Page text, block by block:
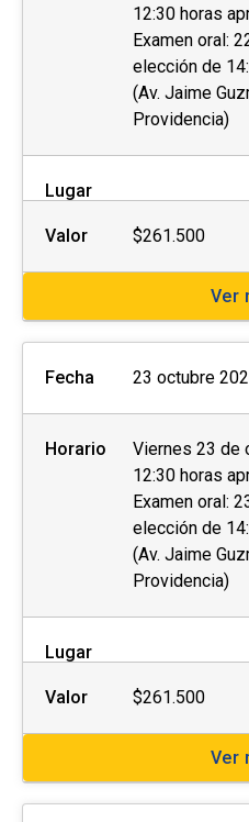
12:30 horas
Examen oral:
elección de
(Av. Jaime
Providencia)
Lugar
Valor $261.500
Ver
Fecha 23 octubre
Horario
Viernes 23 de
12:30 horas
Examen oral:
elección de
(Av. Jaime
Providencia)
Lugar
Valor $261.500
Ver